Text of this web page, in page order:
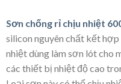
Sơn chống rỉ chịu nhiệt
silicon nguyên chất kết
nhiệt dùng làm sơn lót cho
các thiết bị nhiệt độ cao